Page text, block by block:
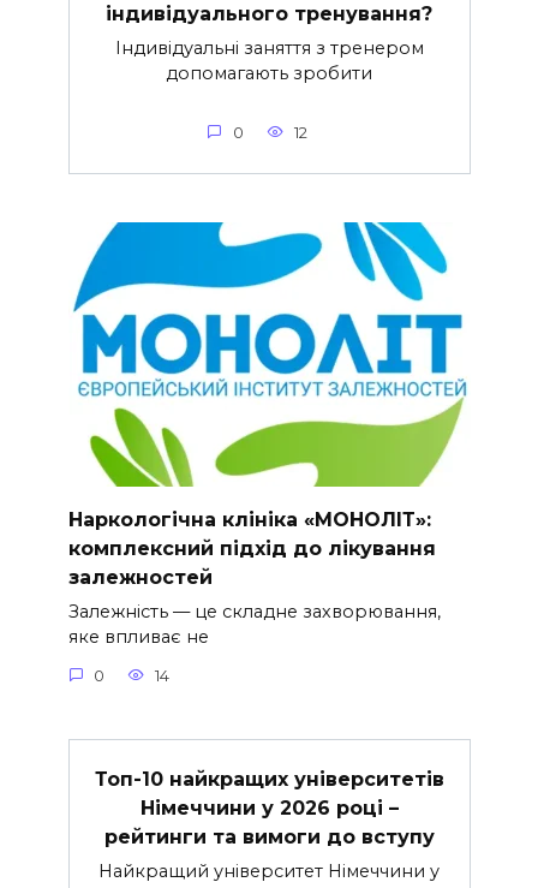
індивідуального тренування?
Індивідуальні заняття з тренером
допомагають зробити
0 12
Наркологічна клініка «МОНОЛІТ»:
комплексний підхід до лікування
залежностей
Залежність — це складне захворювання,
яке впливає не
0 14
Топ-10 найкращих університетів
Німеччини у 2026 році –
рейтинги та вимоги до вступу
Найкращий університет Німеччини у